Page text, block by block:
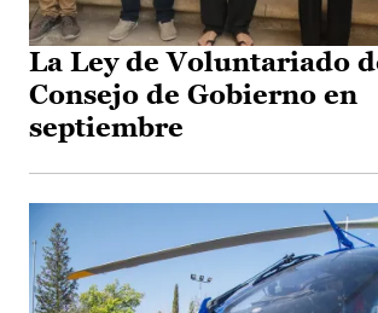
La Ley de Voluntariado
Consejo de Gobierno en
septiembre